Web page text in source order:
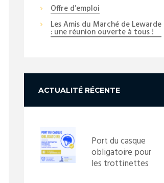
Offre d’emploi
Les Amis du Marché de Lewarde
: une réunion ouverte à tous !
ACTUALITÉ RÉCENTE
Port du casque
obligatoire pour
les trottinettes